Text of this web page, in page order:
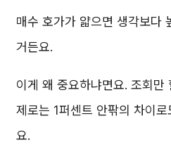
매수 호가가 얇으면 생각보다
거든요.
이게 왜 중요하냐면요. 조회만
제로는 1퍼센트 안팎의 차이
요.